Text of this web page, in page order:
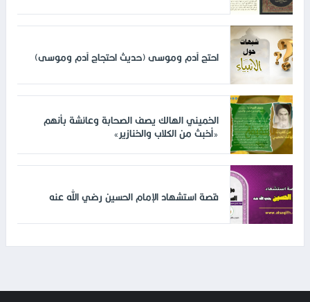
احتج آدم وموسى (حديث احتجاج آدم وموسى)
الخميني الهالك يصف الصحابة وعائشة بأنهم
«أخبث من الكلاب والخنازير»
قصة استشهاد الإمام الحسين رضي الله عنه